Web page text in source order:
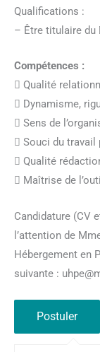
Qualifications :
– Être titulaire du
Compétences :
 Qualité
 Dynamisme,
 Sens de
 Souci du
 Qualité
 Maîtrise de
Candidature (CV
l’attention de
Hébergement en
suivante :